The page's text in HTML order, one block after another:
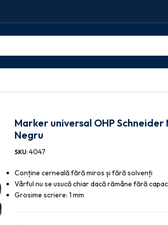
Marker universal OHP Schneider
Negru
SKU:4047
Conține cerneală fără miros și fără solvenți
Vârful nu se usucă chiar dacă rămâne fără
Grosime scriere: 1 mm